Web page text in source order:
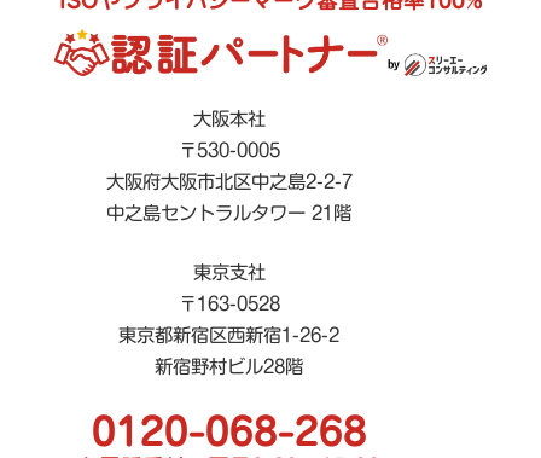
大阪本社
〒530-0005
大阪府大阪市北区中之島2-2-7
中之島セントラルタワー 21階
東京支社
〒163-0528
東京都新宿区西新宿1-26-2
新宿野村ビル28階
0120-068-268